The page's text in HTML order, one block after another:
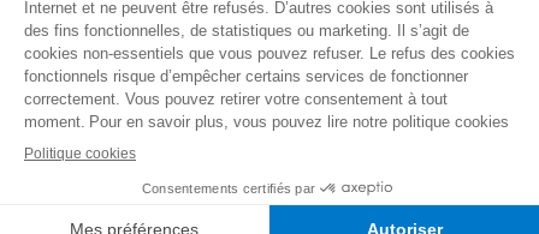
Lire notre rapport annuel
CONTACT
Accessibilité
Mentions légales
Politique de cookies
Mécanisme d'alerte